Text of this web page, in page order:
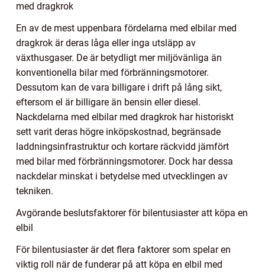
med dragkrok
En av de mest uppenbara fördelarna med elbilar med
dragkrok är deras låga eller inga utsläpp av
växthusgaser. De är betydligt mer miljövänliga än
konventionella bilar med förbränningsmotorer.
Dessutom kan de vara billigare i drift på lång sikt,
eftersom el är billigare än bensin eller diesel.
Nackdelarna med elbilar med dragkrok har historiskt
sett varit deras högre inköpskostnad, begränsade
laddningsinfrastruktur och kortare räckvidd jämfört
med bilar med förbränningsmotorer. Dock har dessa
nackdelar minskat i betydelse med utvecklingen av
tekniken.
Avgörande beslutsfaktorer för bilentusiaster att köpa en
elbil
För bilentusiaster är det flera faktorer som spelar en
viktig roll när de funderar på att köpa en elbil med